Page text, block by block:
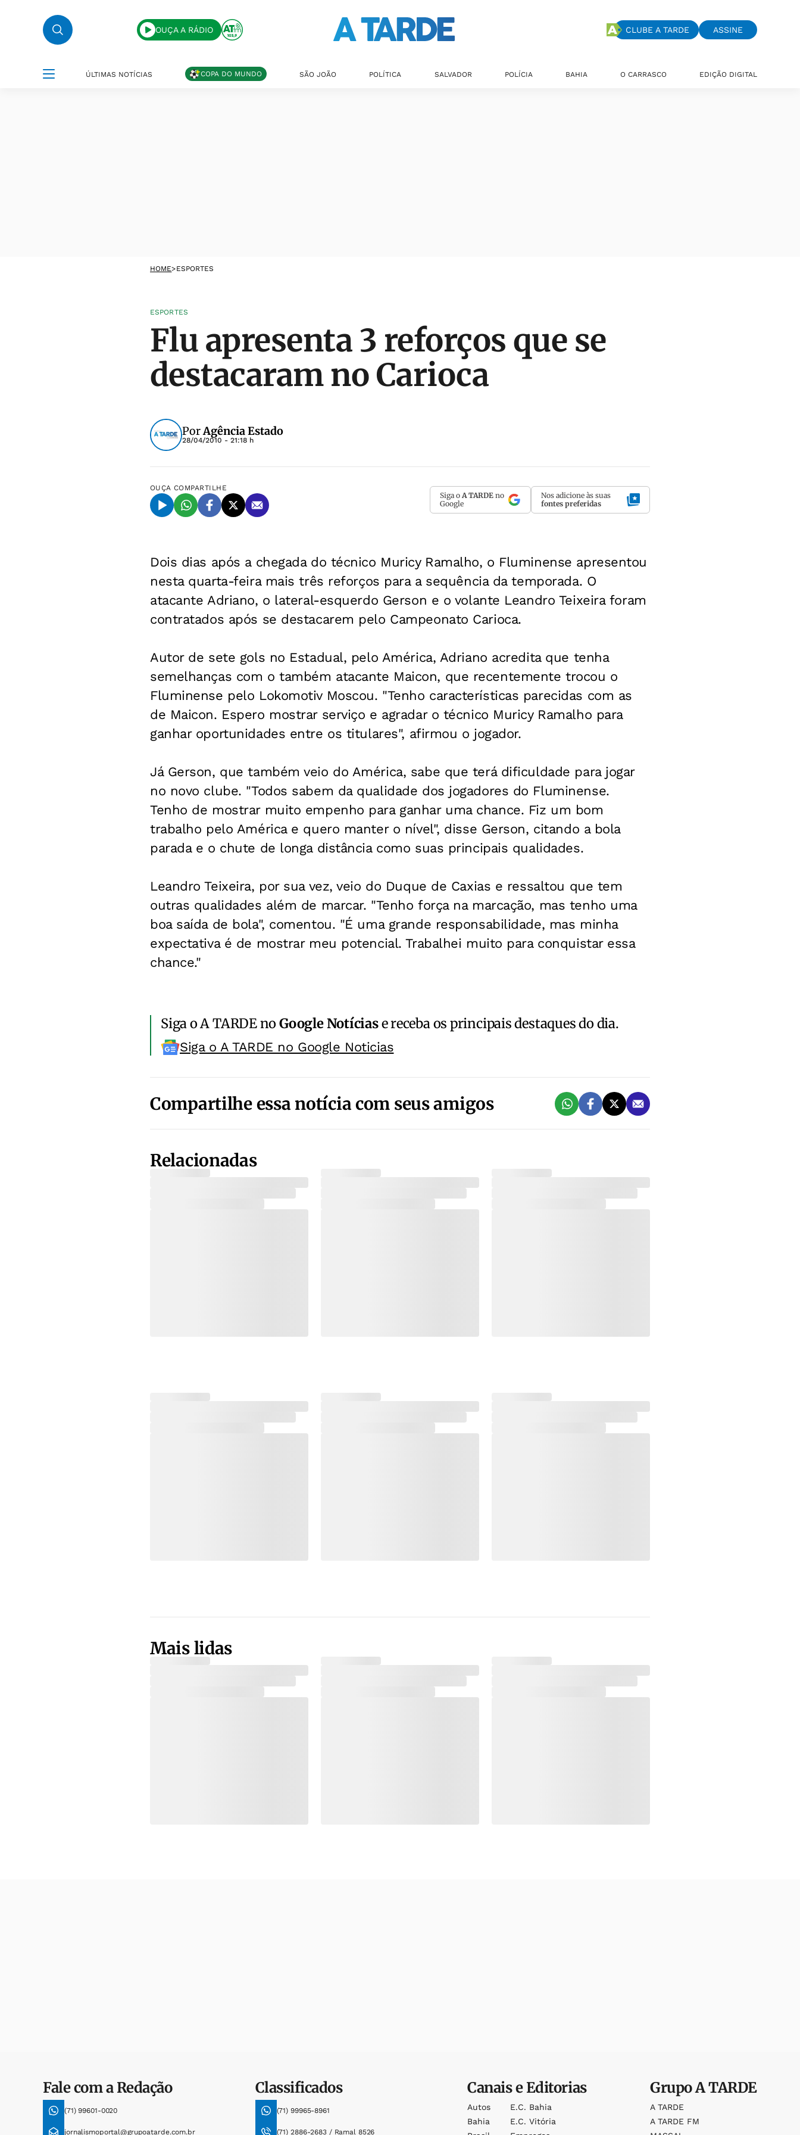
OUÇA A RÁDIO CLUBE A TARDE ASSINE
ÚLTIMAS NOTÍCIAS COPA DO MUNDO SÃO JOÃO POLÍTICA SALVADOR POLÍCIA BAHIA O CARRASCO EDIÇÃO DIGITAL
HOME>ESPORTES
ESPORTES
Flu apresenta 3 reforços que se
destacaram no Carioca
PorAgência Estado
28/04/2010 - 21:18 h
OUÇA COMPARTILHE
Siga o A TARDE no
Google
Nos adicione às suas
fontes preferidas
Dois dias após a chegada do técnico Muricy Ramalho, o Fluminense apresentou
nesta quarta-feira mais três reforços para a sequência da temporada. O
atacante Adriano, o lateral-esquerdo Gerson e o volante Leandro Teixeira foram
contratados após se destacarem pelo Campeonato Carioca.
Autor de sete gols no Estadual, pelo América, Adriano acredita que tenha
semelhanças com o também atacante Maicon, que recentemente trocou o
Fluminense pelo Lokomotiv Moscou. "Tenho características parecidas com as
de Maicon. Espero mostrar serviço e agradar o técnico Muricy Ramalho para
ganhar oportunidades entre os titulares", afirmou o jogador.
Já Gerson, que também veio do América, sabe que terá dificuldade para jogar
no novo clube. "Todos sabem da qualidade dos jogadores do Fluminense.
Tenho de mostrar muito empenho para ganhar uma chance. Fiz um bom
trabalho pelo América e quero manter o nível", disse Gerson, citando a bola
parada e o chute de longa distância como suas principais qualidades.
Leandro Teixeira, por sua vez, veio do Duque de Caxias e ressaltou que tem
outras qualidades além de marcar. "Tenho força na marcação, mas tenho uma
boa saída de bola", comentou. "É uma grande responsabilidade, mas minha
expectativa é de mostrar meu potencial. Trabalhei muito para conquistar essa
chance."
Siga o A TARDE noGoogle Notíciase receba os principais destaques do dia.
Siga o A TARDE no Google Noticias
Compartilhe essa notícia com seus amigos
Relacionadas
Mais lidas
Fale com a Redação
(71) 99601-0020
jornalismoportal@grupoatarde.com.br
Classificados
(71) 99965-8961
(71) 2886-2683 / Ramal 8526
Canais e Editorias
Autos
Bahia
E.c. Bahia
E.c. Vitória
GrupoA TARDE
A TARDE
A TARDE FM